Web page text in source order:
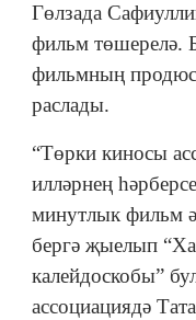
Гөлзада
фильм төшерелә.
фильмның
раслады.
“Төрки киносы
илләрнең
минутлык фильм
бергә җыелып
калейдоскобы”
ассоциациядә